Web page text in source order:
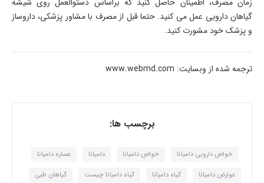
گیاهان دارویی عمل می کنید. حتما قبل از مصرف با مشاور پزشکی، داروساز
و پزشک خود مشورت کنید.
ترجمه شده از وبسایت: www.webmd.com
برچسب ها:
خواص دارویی دامیانا خواص دامیانا دامیانا عصاره دامیانا
عوارض دامیانا گیاه دامیانا گیاه دامیانا چیست گیاهان طبی